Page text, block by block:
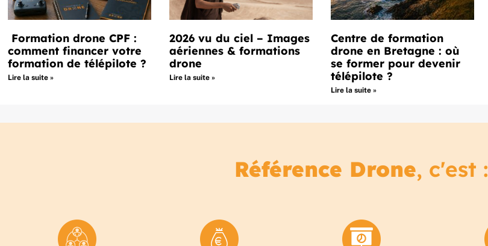
Formation drone CPF :
comment financer votre
formation de télépilote ?
Lire la suite »
2026 vu du ciel – Images
aériennes & formations
drone
Lire la suite »
Centre de formation
drone en Bretagne : où
se former pour devenir
télépilote ?
Lire la suite »
Référence Drone, c'est :